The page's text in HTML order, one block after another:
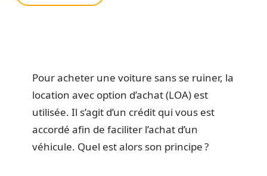
Pour acheter une voiture sans se ruiner, la
location avec option d’achat (LOA) est
utilisée. Il s’agit d’un crédit qui vous est
accordé afin de faciliter l’achat d’un
véhicule. Quel est alors son principe ?